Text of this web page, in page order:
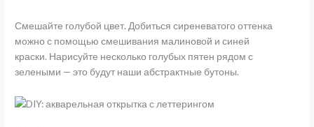
Смешайте голубой цвет. Добиться сиреневатого оттенка
можно с помощью смешивания малиновой и синей
краски. Нарисуйте несколько голубых пятен рядом с
зелеными — это будут наши абстрактные бутоны.